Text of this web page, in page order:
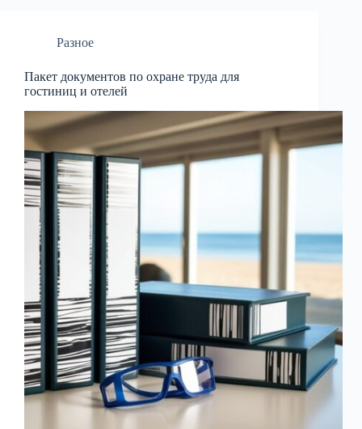
Разное
Пакет документов по охране труда для
гостиниц и отелей